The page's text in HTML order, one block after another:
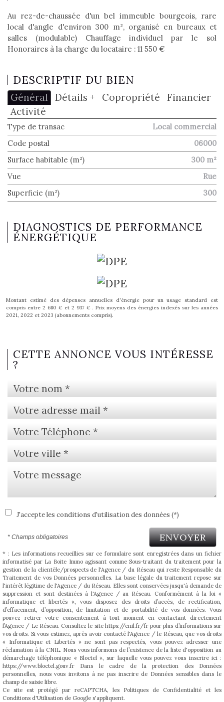
Au rez-de-chaussée d'un bel immeuble bourgeois, rare
local d'angle d'environ 300 m², organisé en bureaux et
salles (modulable) Chauffage individuel par le sol
Honoraires à la charge du locataire : 11 550 €
DESCRIPTIF DU BIEN
Général Détails + Copropriété
Financier
Activité
Type de transac
Local commercial
Code postal
06000
Surface habitable (m²)
300 m²
Vue
Rue
Superficie (m²)
300
DIAGNOSTICS DE PERFORMANCE
ÉNERGÉTIQUE
Montant estimé des dépenses annuelles d'énergie pour un usage standard est
compris entre 2 680 € et 2 937 € . Prix moyens des énergies indexés sur les années
2021, 2022 et 2023 (abonnements compris).
CETTE ANNONCE VOUS INTÉRESSE
?
J'accepte les conditions d'utilisation des données (*)
* Champs obligatoires ENVOYER
* : Les informations recueillies sur ce formulaire sont enregistrées dans un fichier
informatisé par La Boite Immo agissant comme Sous-traitant du traitement pour la
gestion de la clientèle/prospects de l'Agence / du Réseau qui reste Responsable du
Traitement de vos Données personnelles. La base légale du traitement repose sur
l'intérêt légitime de l'Agence / du Réseau. Elles sont conservées jusqu'à demande de
suppression et sont destinées à l'Agence / au Réseau. Conformément à la loi «
informatique et libertés », vous disposez des droits d’accès, de rectification,
d’effacement, d’opposition, de limitation et de portabilité de vos données. Vous
pouvez retirer votre consentement à tout moment en contactant directement
l’Agence / Le Réseau. Consultez le site https://cnil.fr/fr pour plus d’informations sur
vos droits. Si vous estimez, après avoir contacté l'Agence / le Réseau, que vos droits
« Informatique et Libertés » ne sont pas respectés, vous pouvez adresser une
réclamation à la CNIL. Nous vous informons de l’existence de la liste d'opposition au
démarchage téléphonique « Bloctel », sur laquelle vous pouvez vous inscrire ici :
https://www.bloctel.gouv.fr Dans le cadre de la protection des Données
personnelles, nous vous invitons à ne pas inscrire de Données sensibles dans le
champ de saisie libre.
Ce site est protégé par reCAPTCHA, les Politiques de Confidentialité et les
Conditions d'Utilisation de Google s'appliquent.